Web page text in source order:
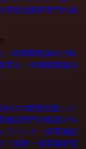
湾宿泊業界専門の就
・幼稚園教論向け転
育士・幼稚園教論を
けの業務支援シス
施設専門の職員マネ
ブパック - 保育施設
！総研 - 保育園経営